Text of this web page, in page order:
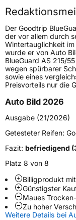
Lastindex81
Höchstlast462 kg
Gewicht (in kg)
FahrzeugtypPKW
Verwendung
Modellname
Fahrzeugart
Weitere
Schlauchtyp TL
Der Goodtrip
der vor allem durch
Wintertauglichkeit im
wurde er von Auto
BlueGuard AS 215/
wegen spürbarer
sowie eines
Preisvorteils nur die
Auto Bild 2026
Ausgabe (21/2026)
Getesteter Reifen:
Fazit: befriedigend
Platz 8 von 8
Billigprodukt
Günstigster
Maues
Zu hoher
Weitere Details bei